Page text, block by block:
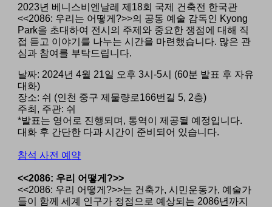
2023년 베니스비엔날레 제18회 국제 건축전 한국관
<<2086: 우리는 어떻게?>>의 공동 예술 감독인 Kyong
Park을 초대하여 전시의 주제와 중요한 쟁점에 대해 직
접 듣고 이야기를 나누는 시간을 마련했습니다. 많은 관
심과 참여를 부탁드립니다.
날짜: 2024년4월 21일 오후3시-5시 (60분 발표 후 자유
대화)
장소: 쉬 (인천 중구 제물량로166번길 5, 2층)
주최, 주관: 쉬
*발표는 영어로 진행되며, 통역이 제공될 예정입니다.
대화 후 간단한 다과 시간이 준비되어 있습니다.
참석 사전 예 약
<<2086: 우리 어떻게?>>
<<2086: 우리 어떻게?>>는 건축가, 시민운동가, 예술가
들이 함께 세계 인구가 정점으로 예상되는 2086년까지